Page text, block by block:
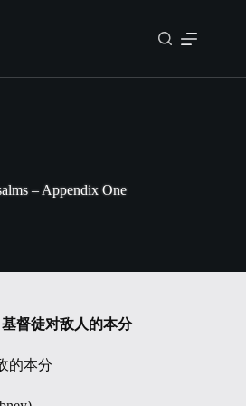
– Appendix One
基督徒对敌人的本分
的本分